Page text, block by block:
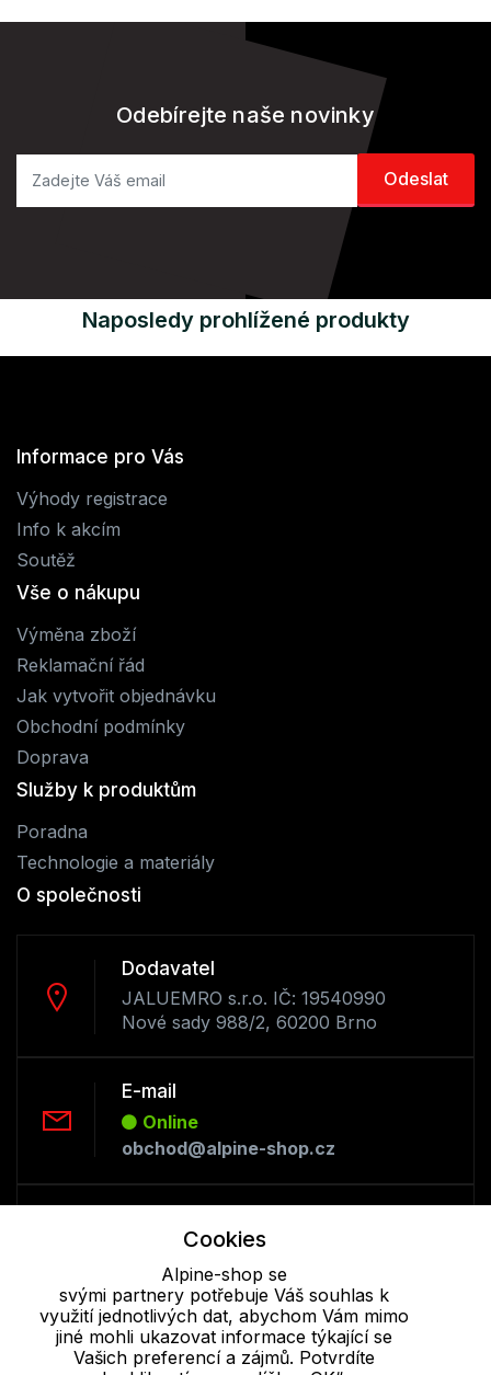
Odebírejte naše novinky
Naposledy prohlížené produkty
Informace pro Vás
Výhody registrace
Info k akcím
Soutěž
Vše o nákupu
Výměna zboží
Reklamační řád
Jak vytvořit objednávku
Obchodní podmínky
Doprava
Služby k produktům
Poradna
Technologie a materiály
O společnosti
Dodavatel
JALUEMRO s.r.o. IČ: 19540990
Nové sady 988/2, 60200 Brno
E-mail
Online
obchod@alpine-shop.cz
Offline
+420 530 334 493
Cookie - podrobné nastavení|Další informace| Ochrana osobních
Cookies
Alpine-shop se
svými partnery potřebuje Váš souhlas k
využití jednotlivých dat, abychom Vám mimo
jiné mohli ukazovat informace týkající se
Vašich preferencí a zájmů. Potvrdíte